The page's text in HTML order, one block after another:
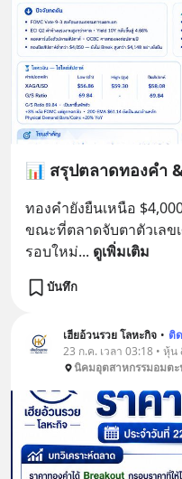
📊 สรุปตลาดทองคำ
ทองคำยังยืนเหนือ
ขณะที่ตลาดจับตาตัวเลข
รอบใหม่... ดูเพิ่มเติม
บันทึก
เฮียอ้วนรวย โลหะกิจ • ติ
23 ก.ค. เวลา 03:18 • หุ้น
นิคมอุตสาหกรรมอมต